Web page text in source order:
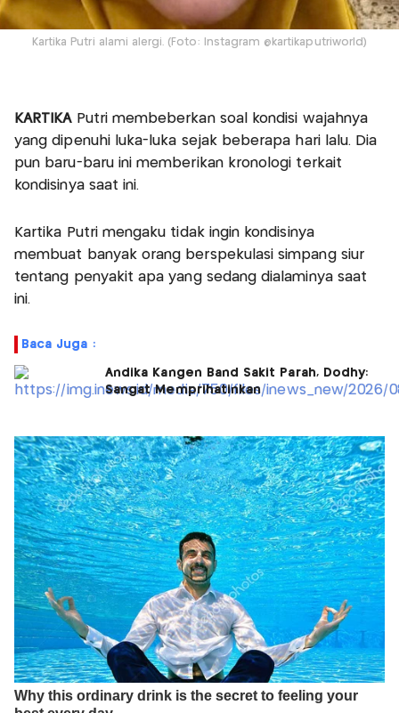
Kartika Putri alami alergi. (Foto: Instagram @kartikaputriworld)
KARTIKAPutri membeberkan soal kondisi wajahnya
yang dipenuhi luka-luka sejak beberapa hari lalu. Dia
pun baru-baru ini memberikan kronologi terkait
kondisinya saat ini.
Kartika Putri mengaku tidak ingin kondisinya
membuat banyak orang berspekulasi simpang siur
tentang penyakit apa yang sedang dialaminya saat
ini.
Baca Juga :
Andika Kangen Band Sakit Parah, Dodhy:
Sangat Memprihatinkan